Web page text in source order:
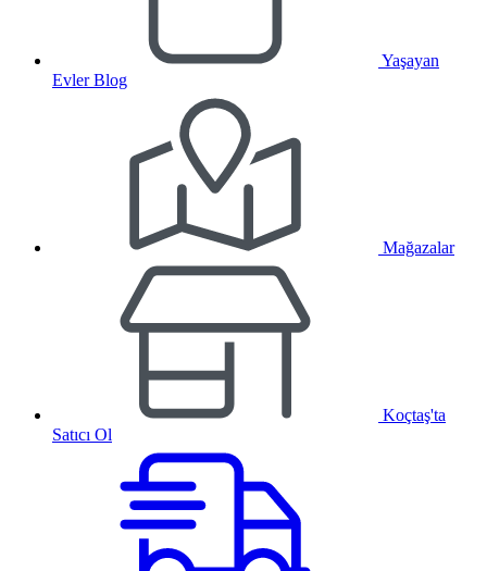
Yaşayan
Evler Blog
Mağazalar
Koçtaş'ta
Satıcı Ol